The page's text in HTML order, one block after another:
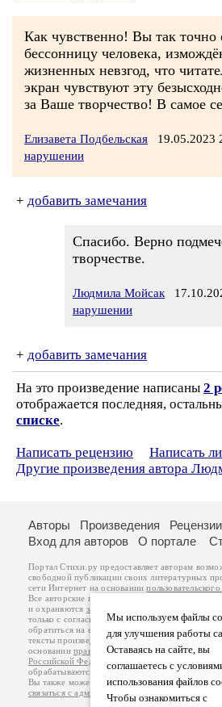
Как чувственно! Вы так точно
бессонницу человека,
жизненных невзгод, что
экран чувствуют эту
за Ваше творчество! В самое
Елизавета Подбельская 19.05.2023
нарушении
+ добавить замечания
Спасибо. Верно
творчестве.
Людмила Мойсак
нарушении
+ добавить замечания
На это произведение написаны 2
отображается последняя,
списке.
Написать рецензию
Написать
Другие произведения автора
Мы используем файлы
для улучшения работы
Оставаясь на сайте, вы
соглашаетесь с
использования файлов
Чтобы ознакомиться с
Авторы Произведения Рецензии
Вход для авторов
О портале
Портал Стихи.ру предоставляет авторам
свободной публикации своих литературных
сети Интернет на основании
Все авторские права на произведения
и охраняются законом
. Перепечатка
только с согласия его автора, к которому вы
обратиться на его авторской странице.
тексты произведений авторы несут
основанииправил публикациии
Российской Федерации
обрабатываются на основанииПолитики
Вы также можете посмотреть более
связаться с администрацией